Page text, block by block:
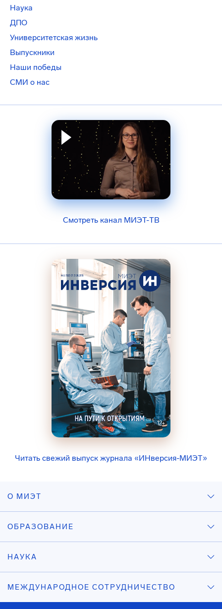
Наука
ДПО
Университетская жизнь
Выпускники
Наши победы
СМИ о нас
Смотреть канал МИЭТ-ТВ
Читать свежий выпуск журнала «ИНверсия-МИЭТ»
О МИЭТ
ОБРАЗОВАНИЕ
НАУКА
МЕЖДУНАРОДНОЕ СОТРУДНИЧЕСТВО